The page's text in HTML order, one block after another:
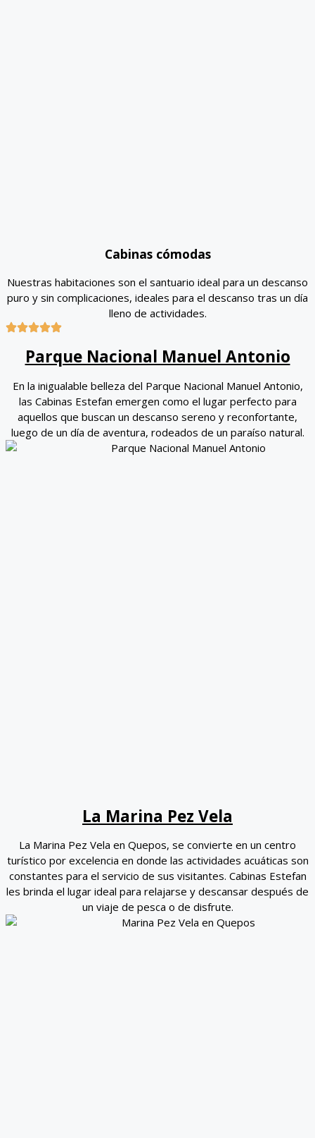
Cabinas cómodas
Nuestras habitaciones son el santuario ideal para un descanso
puro y sin complicaciones, ideales para el descanso tras un día
lleno de actividades.
Parque Nacional Manuel Antonio
En la inigualable belleza del Parque Nacional Manuel Antonio,
las Cabinas Estefan emergen como el lugar perfecto para
aquellos que buscan un descanso sereno y reconfortante,
luego de un día de aventura, rodeados de un paraíso natural.
La Marina Pez Vela
La Marina Pez Vela en Quepos, se convierte en un centro
turístico por excelencia en donde las actividades acuáticas son
constantes para el servicio de sus visitantes. Cabinas Estefan
les brinda el lugar ideal para relajarse y descansar después de
un viaje de pesca o de disfrute.